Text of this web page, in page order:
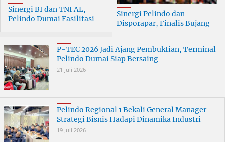
Sinergi BI dan TNI AL,
Pelindo Dumai Fasilitasi
Sinergi Pelindo dan
Disporapar, Finalis Bujang
P-TEC 2026 Jadi Ajang Pembuktian, Terminal
Pelindo Dumai Siap Bersaing
21 Juli 2026
Pelindo Regional 1 Bekali General Manager
Strategi Bisnis Hadapi Dinamika Industri
19 Juli 2026